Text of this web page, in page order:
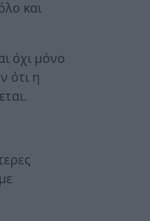
και
όχι μόνο
ότι η